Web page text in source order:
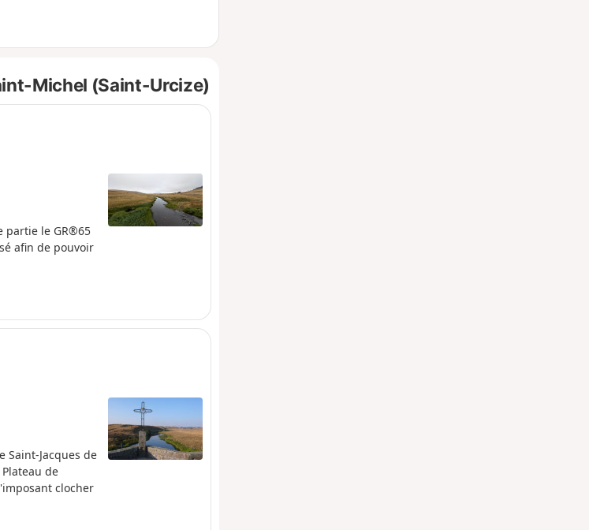
Michel (Saint-Urcize)
partie le GR®65
afin de pouvoir
Saint-Jacques de
de
clocher